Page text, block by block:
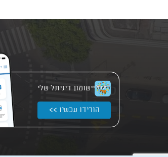
יישומון דיגיתל שלי
הורידו עכשיו >>